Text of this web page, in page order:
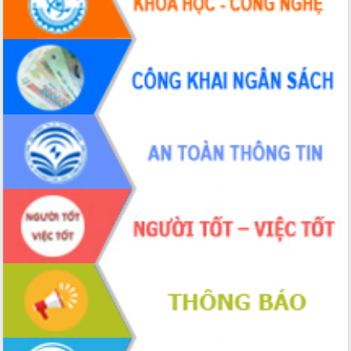
tại Trung tâm Phục vụ hành chính
công tỉnh
Đắk Lắk: Tôn vinh 46 giải pháp tại Hội
thi Sáng tạo Kỹ thuật 2024 - 2025
Đắk Lắk rà soát, điều chỉnh Đề án 190
về phát triển nuôi trồng thủy sản
Phó Chủ tịch UBND tỉnh Đắk Lắk
Trương Công Thái kiểm tra thực địa
Dự án cao tốc Khánh Hòa - Buôn Ma
Thuột
Định vị cà phê Việt Nam như một “di
sản sống” trong dòng chảy toàn cầu
Xây dựng nông thôn mới: Nâng cao đời
sống người dân từ những mô hình thiết
thực
Quyết liệt tháo gỡ vướng mắc, đẩy
nhanh tiến độ các dự án trọng điểm
trong Khu kinh tế Nam Phú Yên
Hòn Yến phát triển du lịch gắn với bảo
tồn biển